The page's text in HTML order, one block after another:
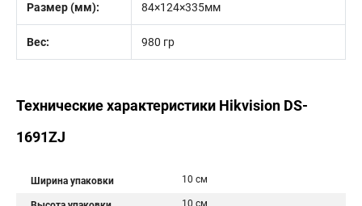
Размер (мм): 84×124×335мм
Вес: 980 гр
Технические характеристики Hikvision DS-
1691ZJ
Ширина упаковки 10 см
10 см